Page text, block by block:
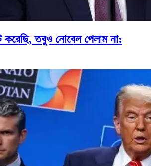
করেছি, তবুও নোবেল পেলাম না: